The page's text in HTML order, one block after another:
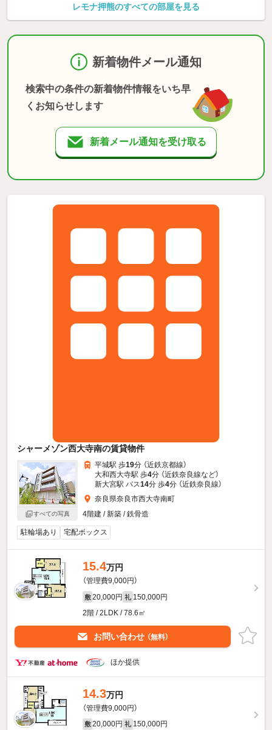
レモナ押熊のすべての部屋を見る
新着物件メール通知
検索中の条件の新着物件情報をいち早
くお知らせします
新着メール通知を受け取る
シャーメゾン西大寺南の賃貸物件
すべての写真
平城駅 歩19分 （近鉄京都線）
大和西大寺駅 歩4分 （近鉄奈良線など）
新大宮駅 バス14分 歩4分 （近鉄奈良線）
奈良県奈良市西大寺南町
4階建 / 新築 / 鉄骨造
駐輪場あり 宅配ボックス
15.4万円
（管理費9,000円）
敷 20,000円 礼 150,000円
2階 / 2LDK / 78.6㎡
お問い合わせ （無料）
ほか提供
14.3万円
（管理費9,000円）
敷 20,000円 礼 150,000円